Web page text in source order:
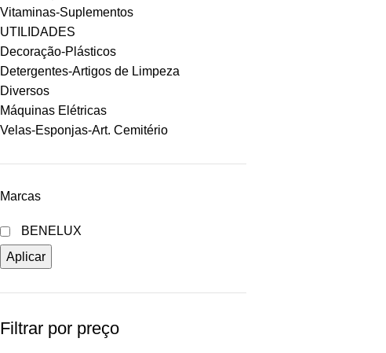
Vitaminas-Suplementos
UTILIDADES
Decoração-Plásticos
Detergentes-Artigos de Limpeza
Diversos
Máquinas Elétricas
Velas-Esponjas-Art. Cemitério
Marcas
BENELUX
Aplicar
Filtrar por preço